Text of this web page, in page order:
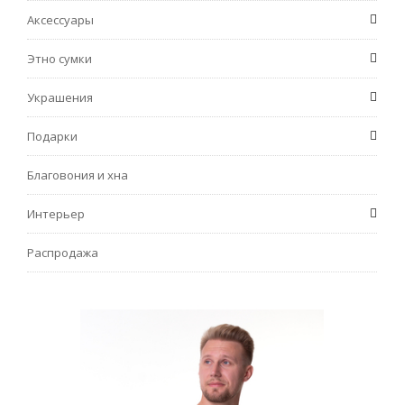
Аксессуары
Этно сумки
Украшения
Подарки
Благовония и хна
Интерьер
Распродажа